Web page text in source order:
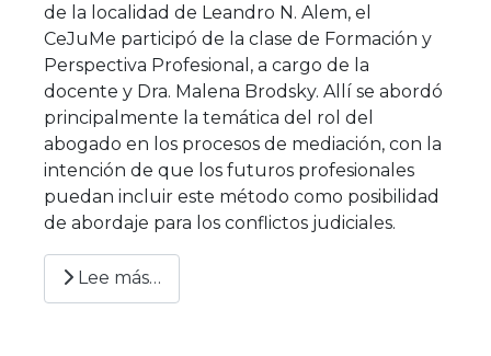
de la localidad de Leandro N. Alem, el
CeJuMe participó de la clase de Formación y
Perspectiva Profesional, a cargo de la
docente y Dra. Malena Brodsky. Allí se abordó
principalmente la temática del rol del
abogado en los procesos de mediación, con la
intención de que los futuros profesionales
puedan incluir este método como posibilidad
de abordaje para los conflictos judiciales.
Lee más…